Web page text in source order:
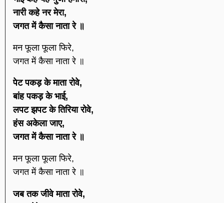
नारी कहे नर मेरा,
जगत में कैसा नाता रे ॥
मन फूला फूला फिरे,
जगत में कैसा नाता रे ॥
पेट पकड़ के माता रोवे,
बांह पकड़ के भाई,
लपट झपट के तिरिया रोवे,
हंस अकेला जाए,
जगत में कैसा नाता रे ॥
मन फूला फूला फिरे,
जगत में कैसा नाता रे ॥
जब तक जीवे माता रोवे,